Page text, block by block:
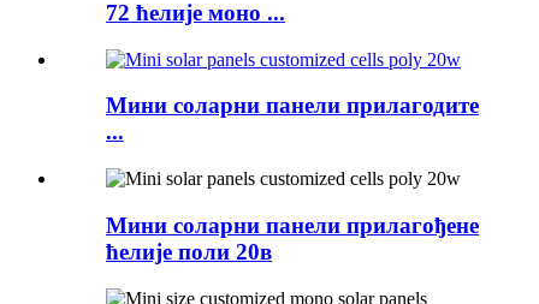
72 ћелије моно ...
Мини соларни панели прилагодите
...
Мини соларни панели прилагођене
ћелије поли 20в